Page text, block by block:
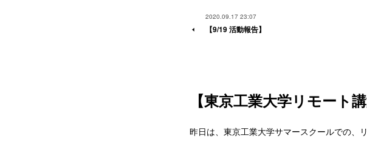
2020.09.17 23:07
【9/19 活動報告】
【東京工業大学リモート
昨日は、東京工業大学サマースクールでの、